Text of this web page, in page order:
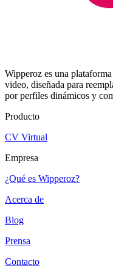
Wipperoz es una
video, diseñada para
por perfiles dinámicos y
Producto
CV Virtual
Empresa
¿Qué es Wipperoz?
Acerca de
Blog
Prensa
Contacto